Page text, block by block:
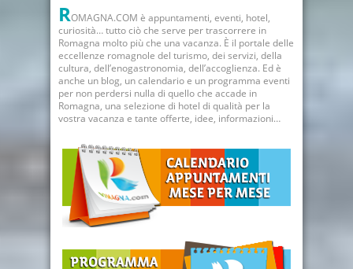
ROMAGNA.COM è appuntamenti, eventi, hotel,
curiosità… tutto ciò che serve per trascorrere in
Romagna molto più che una vacanza. È il portale delle
eccellenze romagnole del turismo, dei servizi, della
cultura, dell’enogastronomia, dell’accoglienza. Ed è
anche un blog, un calendario e un programma eventi
per non perdersi nulla di quello che accade in
Romagna, una selezione di hotel di qualità per la
vostra vacanza e tante offerte, idee, informazioni…